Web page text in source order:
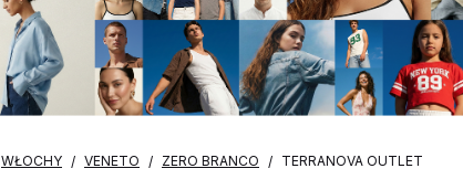
WŁOCHY VENETO ZERO BRANCO TERRANOVA OUTLET